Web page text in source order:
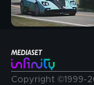
Copyright ©1999-